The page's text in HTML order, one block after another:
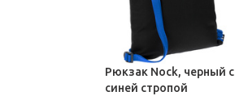
Рюкзак Nock, черный с
синей стропой